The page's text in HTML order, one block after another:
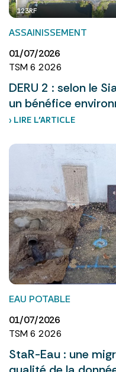
123RF
ASSAINISSEMENT
01/07/2026
TSM 6 2026
DERU 2 : selon le
un bénéfice
› LIRE L’ARTICLE
EAU POTABLE
01/07/2026
TSM 6 2026
StaR-Eau : une